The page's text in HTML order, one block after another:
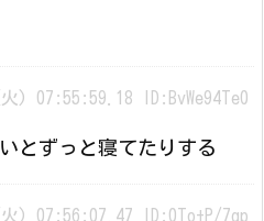
) 07:55:59.18 ID:BvWe94Te0
とずっと寝てたりする
) 07:56:07.47 ID:0To+P/7qp